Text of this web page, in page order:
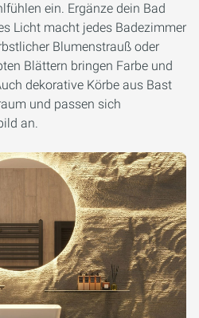
ein. Ergänze dein Bad
Licht macht jedes Badezimmer
Blumenstrauß oder
Blättern bringen Farbe und
dekorative Körbe aus Bast
und passen sich
an.